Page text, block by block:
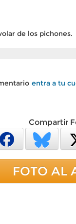
de los pichones.
entra a tu
Compartir
FOTO AL